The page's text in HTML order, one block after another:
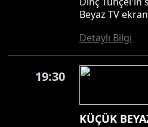
Beyaz TV
Detaylı Bilgi
19:30
KÜÇÜK